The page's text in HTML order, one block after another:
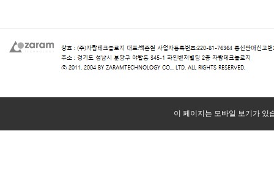
이 페이지는 모바일 보기가 있